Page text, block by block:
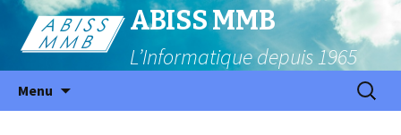
ABISS MMB
L’Informatique depuis 1965
Menu